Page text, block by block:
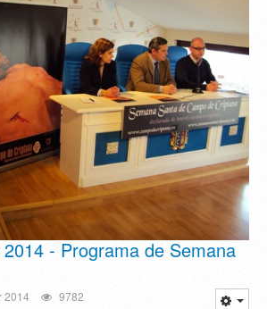
- Programa de Semana
2014 9782